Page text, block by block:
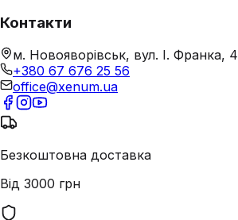
Контакти
м. Новояворівськ, вул. І. Франка, 4
+380 67 676 25 56
office@xenum.ua
Безкоштовна доставка
Від 3000 грн